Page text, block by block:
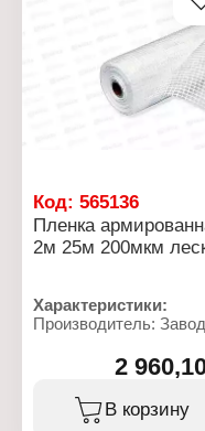
Код: 565136
Пленка
2м 25м 200мкм
Характеристики:
Производитель: Завод
Тип товара: Пленка
Вид: армированная
Толщина: 200 мкм
2
В корзину